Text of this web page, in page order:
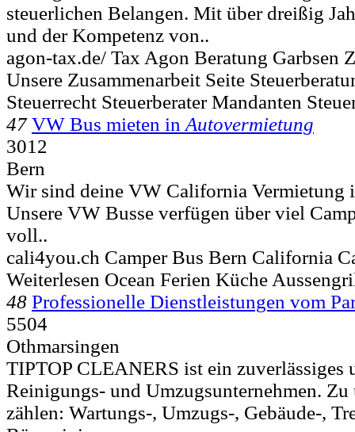
steuerlichen Belangen. Mit über dreißig
und der Kompetenz von..
agon-tax.de/ Tax Agon Beratung Garbsen
Unsere Zusammenarbeit Seite
Steuerrecht Steuerberater Mandanten
47 VW Bus mieten in Autovermietung
3012
Bern
Wir sind deine VW California Vermietung
Unsere VW Busse verfügen über viel
voll..
cali4you.ch Camper Bus Bern California
Weiterlesen Ocean Ferien Küche
48 Professionelle Dienstleistungen vom
5504
Othmarsingen
TIPTOP CLEANERS ist ein zuverlässiges
Reinigungs- und Umzugsunternehmen. Zu
zählen: Wartungs-, Umzugs-, Gebäude-,